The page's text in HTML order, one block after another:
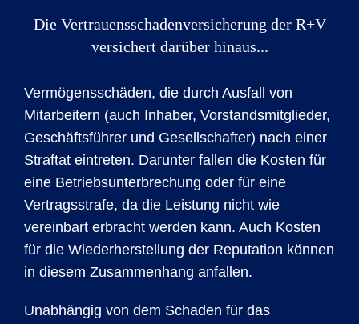
Die Vertrauensschadenversicherung der R+V
versichert darüber hinaus...
Vermögensschäden, die durch Ausfall von
Mitarbeitern (auch Inhaber, Vorstandsmitglieder,
Geschäftsführer und Gesellschafter) nach einer
Straftat eintreten. Darunter fallen die Kosten für
eine Betriebsunterbrechung oder für eine
Vertragsstrafe, da die Leistung nicht wie
vereinbart erbracht werden kann. Auch Kosten
für die Wiederherstellung der Reputation können
in diesem Zusammenhang anfallen.
Unabhängig von dem Schaden für das